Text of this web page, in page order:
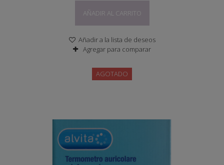
AÑADIR AL CARRITO
Añadir a la lista de deseos
Agregar para comparar
AGOTADO